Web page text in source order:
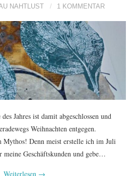
NAHTLUST 1 KOMMENTAR
Jahres ist damit abgeschlossen und
Weihnachten entgegen.
Mythos! Denn meist erstelle ich im Juli
meine Geschäftskunden und gebe…
Weiterlesen →